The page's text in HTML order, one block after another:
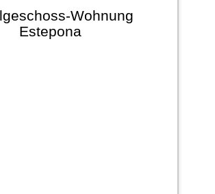
Wohnung
Estepona